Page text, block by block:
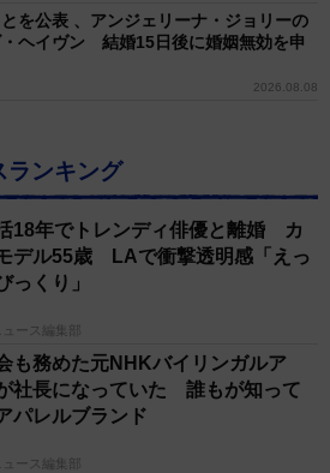
を公表 、アンジェリーナ・ジョリーの
・ヘイヴン 結婚15日後に婚姻無効を申
2026.08.08
ランキング
18年でトレンディ俳優と離婚 カ
デル55歳 LAで衝撃透明感「えっ
っくり」
ース編集部
も務めた元NHKバイリンガルア
長になっていた 誰もが知って
パレルブランド
ース編集部